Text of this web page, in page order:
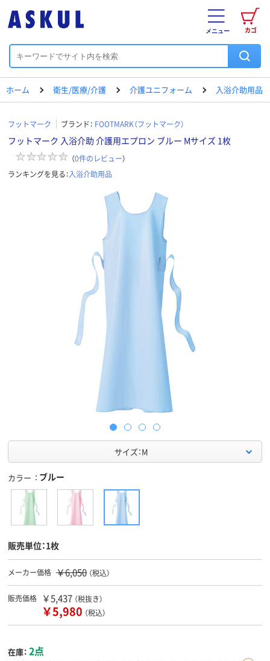
カゴ
メニュー
ホーム 衛生/医療/介護 介護ユニフォーム 入浴介助用品
フットマーク ブランド： FOOTMARK（フットマーク）
フットマーク 入浴介助 介護用エプロン ブルー Mサイズ 1枚
（0件のレビュー）
ランキングを見る：入浴介助用品
サイズ：M
カラー ブルー
販売単位：1枚
メーカー価格 ￥6,050 （税込）
販売価格 ￥5,437 （税抜き）
￥5,980 （税込）
在庫： 2点